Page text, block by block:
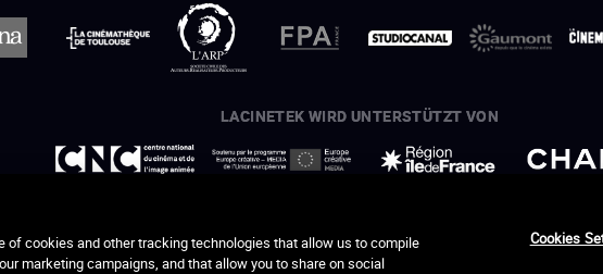
LACINETEK WIRD UNTERSTÜTZT VON
Ricochets Productions, Cécile Dubost, Léo Caresio, Pierre Laporte
cookies and other tracking technologies that allow us to compile
marketing campaigns, and that allow you to share on social
Cookies